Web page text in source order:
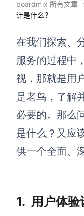
博思设计
一体化产品
博思AIPPT
AI生成PPT
资源与下载
向团队介绍
boardmix 所有文章
计是什么？
在我们探索、
服务的过程中
视，那就是用
是老鸟，了解
必要的。那么
是什么？又应
供一个全面、
1. 用户体